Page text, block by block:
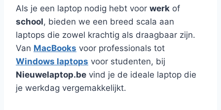
Als je een laptop nodig hebt voor werk of
school, bieden we een breed scala aan
laptops die zowel krachtig als draagbaar zijn.
Van MacBooks voor professionals tot
Windows laptops voor studenten, bij
Nieuwelaptop.be vind je de ideale laptop die
je werkdag vergemakkelijkt.